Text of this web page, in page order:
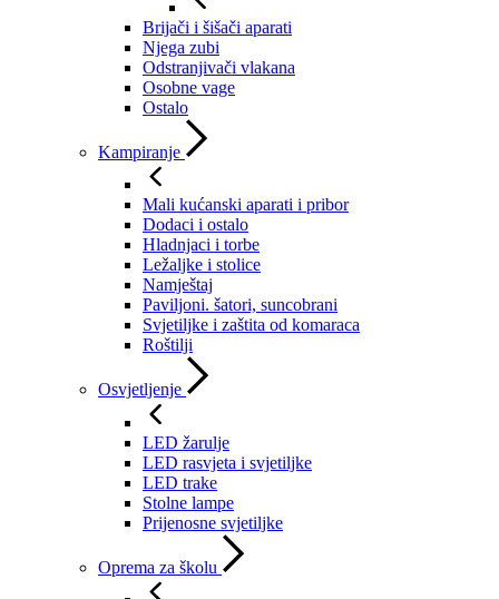
Brijači i šišači aparati
Njega zubi
Odstranjivači vlakana
Osobne vage
Ostalo
Kampiranje
Mali kućanski aparati i pribor
Dodaci i ostalo
Hladnjaci i torbe
Ležaljke i stolice
Namještaj
Paviljoni. šatori, suncobrani
Svjetiljke i zaštita od komaraca
Roštilji
Osvjetljenje
LED žarulje
LED rasvjeta i svjetiljke
LED trake
Stolne lampe
Prijenosne svjetiljke
Oprema za školu